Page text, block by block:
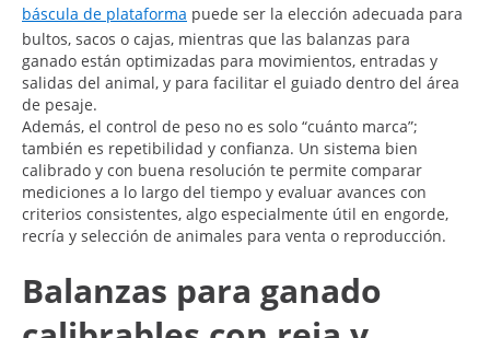
báscula de plataforma puede ser la elección adecuada para
bultos, sacos o cajas, mientras que las balanzas para
ganado están optimizadas para movimientos, entradas y
salidas del animal, y para facilitar el guiado dentro del área
de pesaje.
Además, el control de peso no es solo “cuánto marca”;
también es repetibilidad y confianza. Un sistema bien
calibrado y con buena resolución te permite comparar
mediciones a lo largo del tiempo y evaluar avances con
criterios consistentes, algo especialmente útil en engorde,
recría y selección de animales para venta o reproducción.
Balanzas para ganado